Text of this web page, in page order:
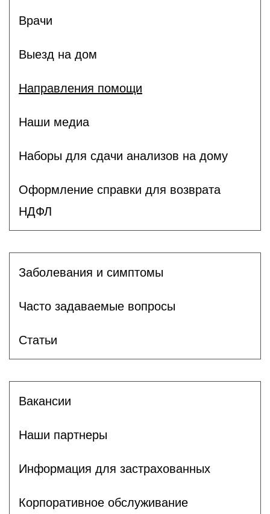
Врачи
Выезд на дом
Направления помощи
Наши медиа
Наборы для сдачи анализов на дому
Оформление справки для возврата
НДФЛ
Заболевания и симптомы
Часто задаваемые вопросы
Статьи
Вакансии
Наши партнеры
Информация для застрахованных
Корпоративное обслуживание